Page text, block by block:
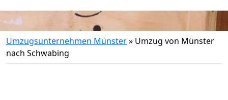
Umzugsunternehmen Münster» Umzug von Münster
nach Schwabing